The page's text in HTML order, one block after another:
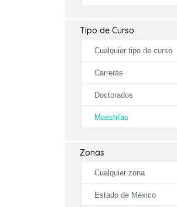
Tipo de Curso
Cualquier tipo de curso
Carreras
Doctorados
Maestrías
Zonas
Cualquier zona
Estado de México